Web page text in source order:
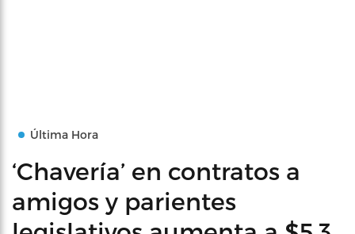
Última Hora
‘Chavería’ en contratos a
amigos y parientes